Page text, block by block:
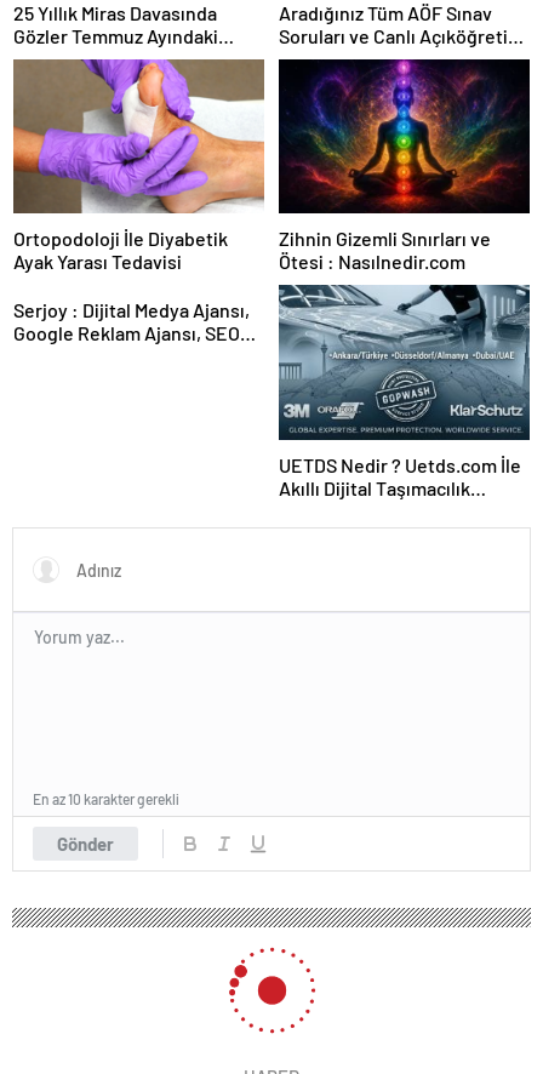
25 Yıllık Miras Davasında
Gözler Temmuz Ayındaki
Karar Duruşmasına Çevrildi
Aradığınız Tüm AÖF Sınav
Soruları ve Canlı Açıköğretim
Forumu Burada
Ortopodoloji İle Diyabetik
Ayak Yarası Tedavisi
Zihnin Gizemli Sınırları ve
Ötesi : Nasılnedir.com
Serjoy : Dijital Medya Ajansı,
Google Reklam Ajansı, SEO
UETDS Nedir ? Uetds.com İle
Akıllı Dijital Taşımacılık
Gönder
En az 10 karakter gerekli